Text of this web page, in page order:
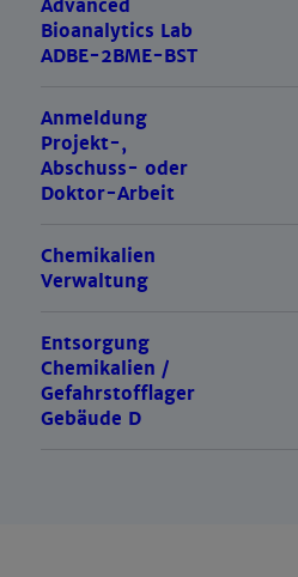
Advanced
Bioanalytics Lab
ADBE-2BME-BST
Anmeldung
Projekt-,
Abschuss- oder
Doktor-Arbeit
Chemikalien
Verwaltung
Entsorgung
Chemikalien /
Gefahrstofflager
Gebäude D